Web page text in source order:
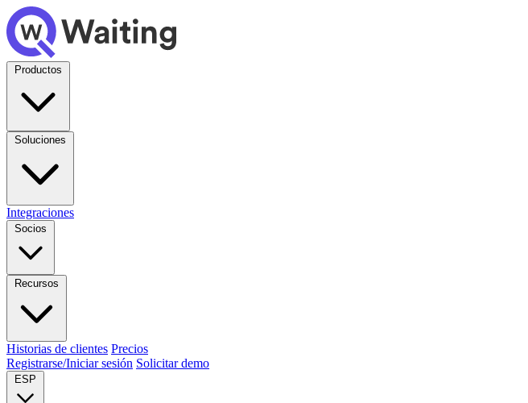
Productos
Soluciones
Integraciones
Socios
Recursos
Historias de clientes Precios
Registrarse/Iniciar sesión Solicitar demo
ESP